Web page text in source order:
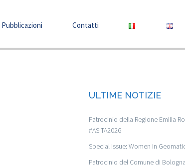
Pubblicazioni Contatti
ULTIME NOTIZIE
Patrocinio della Regione Emilia
#ASITA2026
Special Issue: Women in
Patrocinio del Comune di